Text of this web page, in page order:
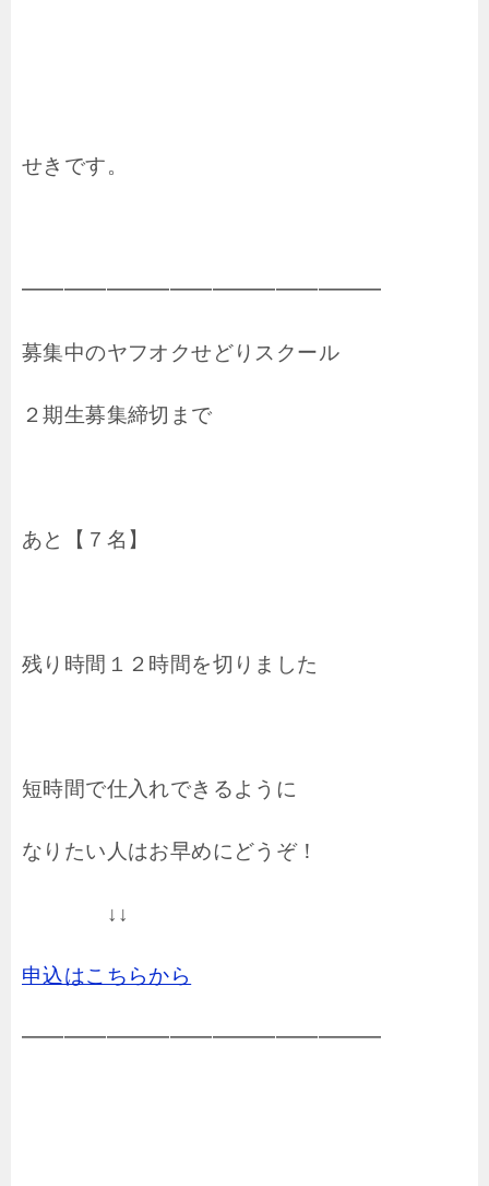
せきです。
━━━━━━━━━━━━━━━━━
募集中のヤフオクせどりスクール
２期生募集締切まで
あと【７名】
残り時間１２時間を切りました
短時間で仕入れできるように
なりたい人はお早めにどうぞ！
↓↓
申込はこちらから
━━━━━━━━━━━━━━━━━